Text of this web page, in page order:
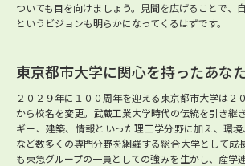
ついても目を向けましょう。見聞を広げることで、
というビジョンも明らかになってくるはずです。
東京都市大学に関心を持ったあな
２０２９年に１００周年を迎える東京都市大学は２
から校名を変更。武蔵工業大学時代の伝統を引き継
ギー、建築、情報といった理工学分野に加え、環
など数多くの専門分野を網羅する総合大学として成
も東急グループの一員としての強みを生かし、産学